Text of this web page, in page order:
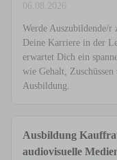
06.08.2026
Werde Auszubildende/
Deine Karriere in der
erwartet Dich ein
wie Gehalt,
Ausbildung.
Ausbildung
audiovisuelle